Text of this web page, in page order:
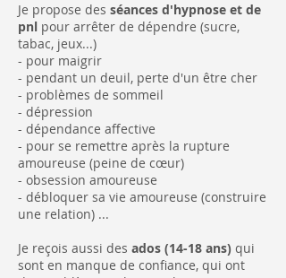
Je propose des séances d'hypnose et de
pnl pour arrêter de dépendre (sucre,
tabac, jeux...)
- pour maigrir
- pendant un deuil, perte d'un être cher
- problèmes de sommeil
- dépression
- dépendance affective
- pour se remettre après la rupture
amoureuse (peine de cœur)
- obsession amoureuse
- débloquer sa vie amoureuse (construire
une relation) ...
Je reçois aussi des ados (14-18 ans) qui
sont en manque de confiance, qui ont